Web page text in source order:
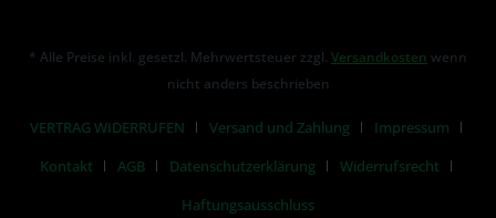
* Alle Preise inkl. gesetzl. Mehrwertsteuer zzgl. Versandkosten wenn
nicht anders beschrieben
VERTRAG WIDERRUFEN Versand und Zahlung
Impressum
Kontakt
AGB Datenschutzerklärung
Widerrufsrecht
Haftungsausschluss